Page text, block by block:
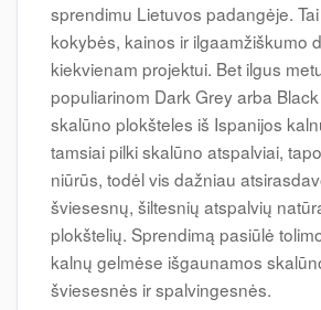
sprendimu Lietuvos padangėje.
kokybės, kainos ir ilgaamžiškumo
kiekvienam projektui. Bet ilgus
populiarinom Dark Grey arba
skalūno plokšteles iš Ispanijos
tamsiai pilki skalūno atspalviai,
niūrūs, todėl vis dažniau
šviesesnų, šiltesnių atspalvių
plokštelių. Sprendimą pasiūlė
kalnų gelmėse išgaunamos
šviesesnės ir spalvingesnės.